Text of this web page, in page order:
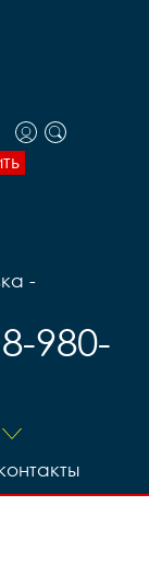
-
980-